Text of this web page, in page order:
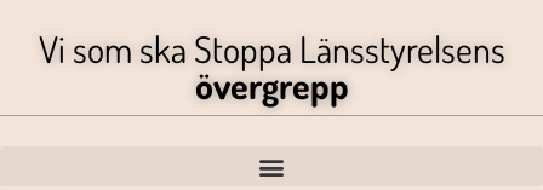
Vi som ska Stoppa Länsstyrelsens
övergrepp